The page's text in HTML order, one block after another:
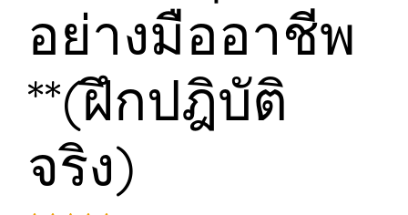
อย่างมืออาชีพ
**(ฝึกปฎิบัติ
จริง)